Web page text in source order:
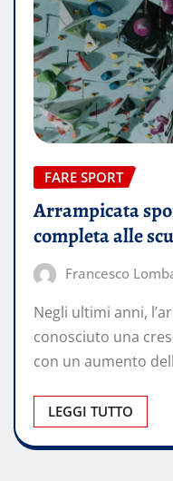
FARE SPORT
Arrampicata
completa alle
Francesco
Negli ultimi anni,
conosciuto una
con un aumento
LEGGI TUTTO